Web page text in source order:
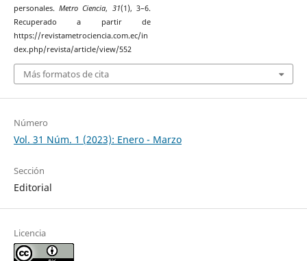
personales.Metro Ciencia, 31(1), 3–6.
Recuperado a partir de
https://revistametrociencia.com.ec/in
dex.php/revista/article/view/552
Más formatos de cita
Número
Vol. 31 Núm. 1 (2023): Enero - Marzo
Sección
Editorial
Licencia